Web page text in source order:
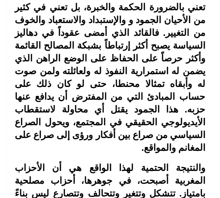
تعني بالضرورة الحكمة والخبرة، بل تعني في كثير
من الأحيان الجمود و والإستبداد والاستعباد والخوف
من التغيير. فالقائد الذي أمضى عقوداً في دهاليز
السياسة يصبح أكثر إرتباطاً بشبكة المصالح القائمة
وأكثر حرصاً على الحفاظ على الوضع الراهن الذي
يضمن له استمرارية النفوذ له ولعائلته ولمن صوت
له وأبقاه تمثالا محنطا، حتى لو كان ذلك على
حساب المبادئ التي من المفترض أن يدافع عنها
حزبه. هذا الجمود يقتل أي محاولة لاستقطاب
الأيديولوجي الحقيقي في المجتمع، ويحول الصراع
السياسي من صراع بين أفكار ورؤى إلى صراع على
المغانم والمواقع.
والنتيجة الحتمية لهذا الواقع هي أن الأحزاب
المغربية أصبحت، في جوهرها، أحزاب مصلحية
بامتياز. تتشكل وتتغير وتتحالف وتتصارع ليس بناءً